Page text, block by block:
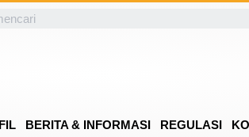
BERITA & INFORMASI REGULASI